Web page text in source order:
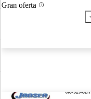
Gran oferta